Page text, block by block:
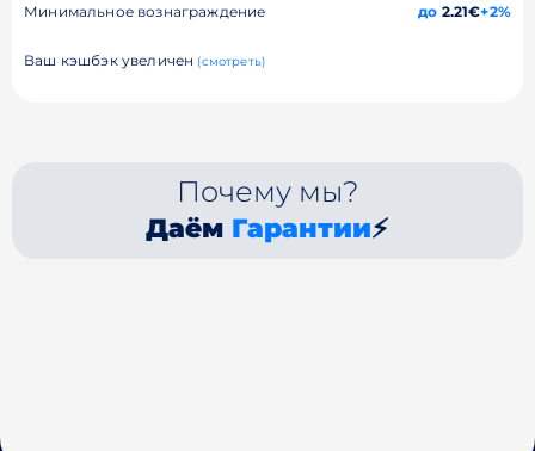
Минимальное вознаграждение до 2.21€+2%
Ваш кэшбэк увеличен (смотреть)
Почему мы?
Даём Гарантии⚡